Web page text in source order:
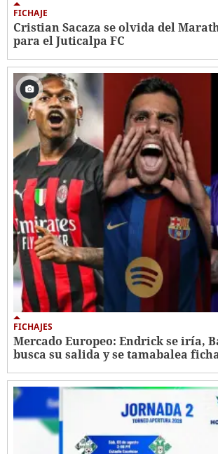
FICHAJE
Cristian Sacaza se olvida del
para el Juticalpa FC
FICHAJES
Mercado Europeo: Endrick se iría,
busca su salida y se tamabalea